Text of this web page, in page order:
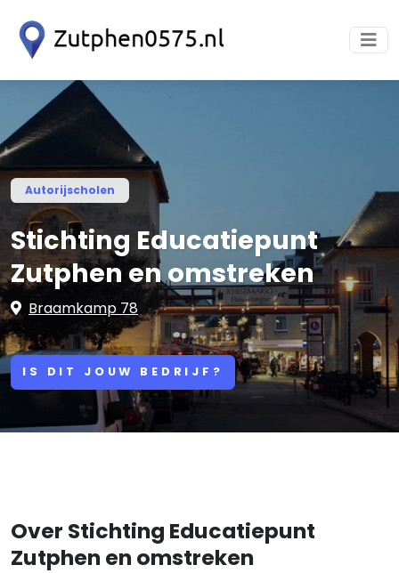
Autorijscholen
Stichting Educatiepunt
Zutphen en omstreken
Braamkamp 78
IS DIT JOUW BEDRIJF?
Over Stichting Educatiepunt
Zutphen en omstreken